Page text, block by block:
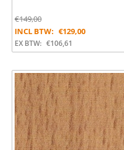
€149,00
INCL BTW: €129,00
EX BTW: €106,61